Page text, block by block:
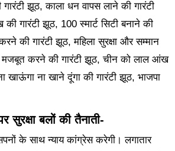
झूठ, काला धन वापस लाने की गारंटी
गारंटी झूठ, 100 स्मार्ट सिटी बनाने की
की गारंटी झूठ, महिला सुरक्षा और सम्मान
मजबूत करने की गारंटी झूठ, चीन को लाल आंख
खाऊंगा ना खाने दूंगा की गारंटी झूठ, भाजपा
सुरक्षा बलों की तैनाती-
के साथ न्याय कांग्रेस करेगी। लगातार